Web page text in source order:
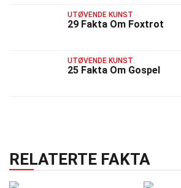
UTØVENDE KUNST
29 Fakta Om Foxtrot
UTØVENDE KUNST
25 Fakta Om Gospel
RELATERTE FAKTA